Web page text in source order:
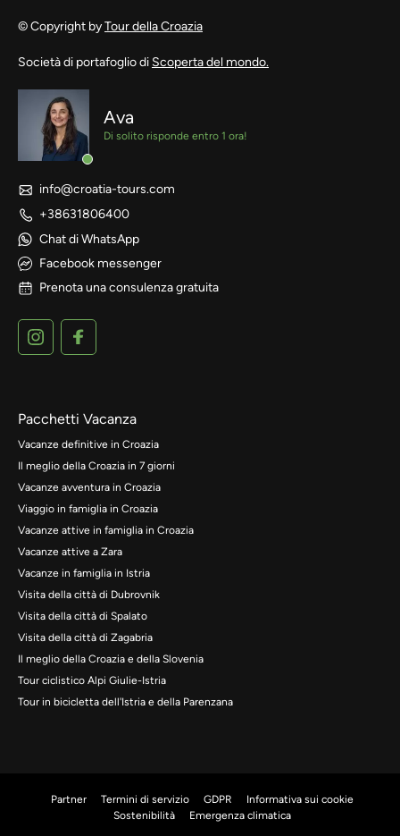
© Copyright byTour della Croazia
Società di portafoglio di Scoperta del mondo.
Ava
Di solito risponde entro 1 ora!
info@croatia-tours.com
+38631806400
Chat di WhatsApp
Facebook messenger
Prenota una consulenza gratuita
Pacchetti Vacanza
Vacanze definitive in Croazia
Il meglio della Croazia in 7 giorni
Vacanze avventura in Croazia
Viaggio in famiglia in Croazia
Vacanze attive in famiglia in Croazia
Vacanze attive a Zara
Vacanze in famiglia in Istria
Visita della città di Dubrovnik
Visita della città di Spalato
Visita della città di Zagabria
Il meglio della Croazia e della Slovenia
Tour ciclistico Alpi Giulie-Istria
Tour in bicicletta dell'Istria e della Parenzana
Partner Termini di servizio GDPR
Informativa sui cookie
Sostenibilità
Emergenza climatica